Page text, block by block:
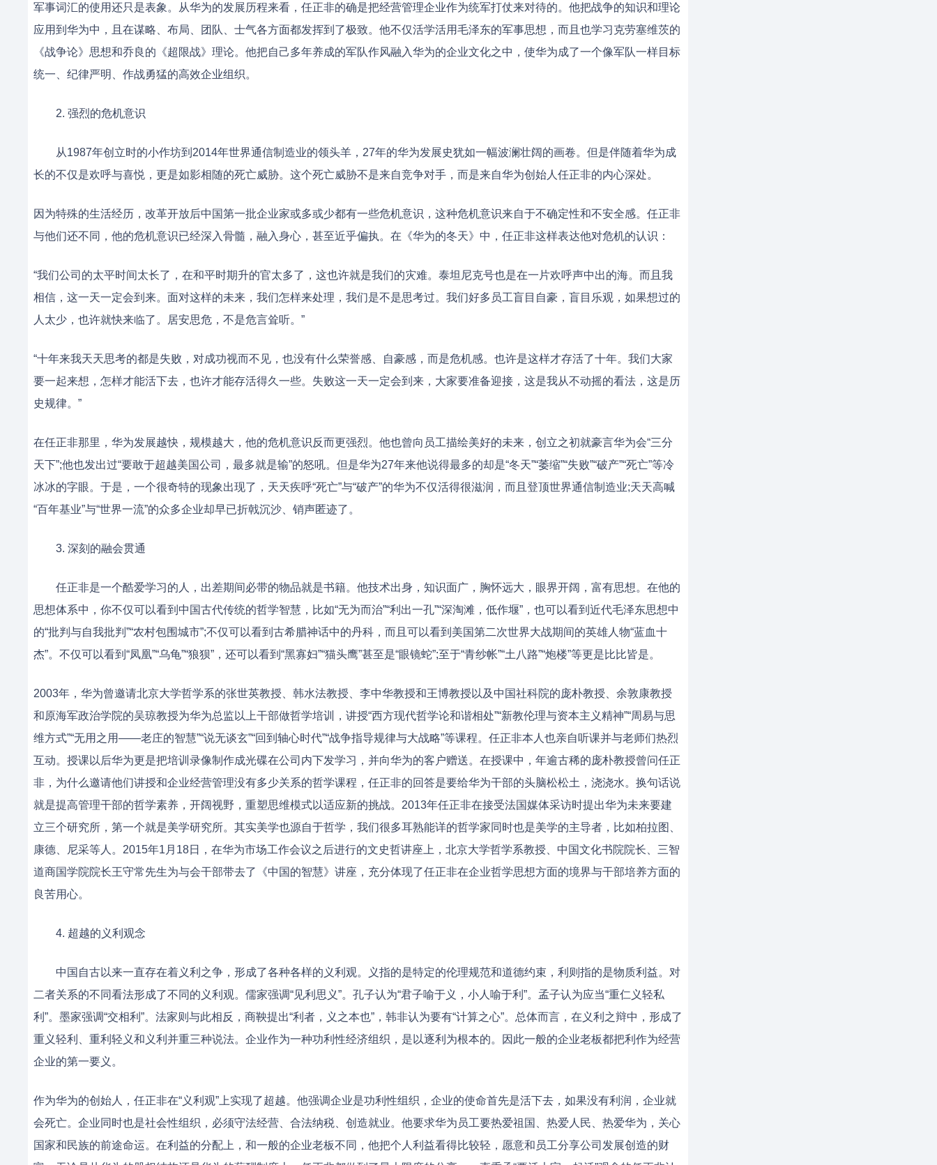
军事词汇的使用还只是表象。从华为的发展历程来看，任正非的确是把经营管理企业作为统军打仗来对待的。他把战争的知识和理论
应用到华为中，且在谋略、布局、团队、士气各方面都发挥到了极致。他不仅活学活用毛泽东的军事思想，而且也学习克劳塞维茨的
《战争论》思想和乔良的《超限战》理论。他把自己多年养成的军队作风融入华为的企业文化之中，使华为成了一个像军队一样目标
统一、纪律严明、作战勇猛的高效企业组织。
2. 强烈的危机意识
从1987年创立时的小作坊到2014年世界通信制造业的领头羊，27年的华为发展史犹如一幅波澜壮阔的画卷。但是伴随着华为成
长的不仅是欢呼与喜悦，更是如影相随的死亡威胁。这个死亡威胁不是来自竞争对手，而是来自华为创始人任正非的内心深处。
因为特殊的生活经历，改革开放后中国第一批企业家或多或少都有一些危机意识，这种危机意识来自于不确定性和不安全感。任正非
与他们还不同，他的危机意识已经深入骨髓，融入身心，甚至近乎偏执。在《华为的冬天》中，任正非这样表达他对危机的认识：
“我们公司的太平时间太长了，在和平时期升的官太多了，这也许就是我们的灾难。泰坦尼克号也是在一片欢呼声中出的海。而且我
相信，这一天一定会到来。面对这样的未来，我们怎样来处理，我们是不是思考过。我们好多员工盲目自豪，盲目乐观，如果想过的
人太少，也许就快来临了。居安思危，不是危言耸听。”
“十年来我天天思考的都是失败，对成功视而不见，也没有什么荣誉感、自豪感，而是危机感。也许是这样才存活了十年。我们大家
要一起来想，怎样才能活下去，也许才能存活得久一些。失败这一天一定会到来，大家要准备迎接，这是我从不动摇的看法，这是历
史规律。”
在任正非那里，华为发展越快，规模越大，他的危机意识反而更强烈。他也曾向员工描绘美好的未来，创立之初就豪言华为会“三分
天下”;他也发出过“要敢于超越美国公司，最多就是输”的怒吼。但是华为27年来他说得最多的却是“冬天”“萎缩”“失败”“破产”“死亡”等冷
冰冰的字眼。于是，一个很奇特的现象出现了，天天疾呼“死亡”与“破产”的华为不仅活得很滋润，而且登顶世界通信制造业;天天高喊
“百年基业”与“世界一流”的众多企业却早已折戟沉沙、销声匿迹了。
3. 深刻的融会贯通
任正非是一个酷爱学习的人，出差期间必带的物品就是书籍。他技术出身，知识面广，胸怀远大，眼界开阔，富有思想。在他的
思想体系中，你不仅可以看到中国古代传统的哲学智慧，比如“无为而治”“利出一孔”“深淘滩，低作堰”，也可以看到近代毛泽东思想中
的“批判与自我批判”“农村包围城市”;不仅可以看到古希腊神话中的丹科，而且可以看到美国第二次世界大战期间的英雄人物“蓝血十
杰”。不仅可以看到“凤凰”“乌龟”“狼狈”，还可以看到“黑寡妇”“猫头鹰”甚至是“眼镜蛇”;至于“青纱帐”“土八路”“炮楼”等更是比比皆是。
2003年，华为曾邀请北京大学哲学系的张世英教授、韩水法教授、李中华教授和王博教授以及中国社科院的庞朴教授、余敦康教授
和原海军政治学院的吴琼教授为华为总监以上干部做哲学培训，讲授“西方现代哲学论和谐相处”“新教伦理与资本主义精神”“周易与思
维方式”“无用之用——老庄的智慧”“说无谈玄”“回到轴心时代”“战争指导规律与大战略”等课程。任正非本人也亲自听课并与老师们热烈
互动。授课以后华为更是把培训录像制作成光碟在公司内下发学习，并向华为的客户赠送。在授课中，年逾古稀的庞朴教授曾问任正
非，为什么邀请他们讲授和企业经营管理没有多少关系的哲学课程，任正非的回答是要给华为干部的头脑松松土，浇浇水。换句话说
就是提高管理干部的哲学素养，开阔视野，重塑思维模式以适应新的挑战。2013年任正非在接受法国媒体采访时提出华为未来要建
立三个研究所，第一个就是美学研究所。其实美学也源自于哲学，我们很多耳熟能详的哲学家同时也是美学的主导者，比如柏拉图、
康德、尼采等人。2015年1月18日，在华为市场工作会议之后进行的文史哲讲座上，北京大学哲学系教授、中国文化书院院长、三智
道商国学院院长王守常先生为与会干部带去了《中国的智慧》讲座，充分体现了任正非在企业哲学思想方面的境界与干部培养方面的
良苦用心。
4. 超越的义利观念
中国自古以来一直存在着义利之争，形成了各种各样的义利观。义指的是特定的伦理规范和道德约束，利则指的是物质利益。对
二者关系的不同看法形成了不同的义利观。儒家强调“见利思义”。孔子认为“君子喻于义，小人喻于利”。孟子认为应当“重仁义轻私
利”。墨家强调“交相利”。法家则与此相反，商鞅提出“利者，义之本也”，韩非认为要有“计算之心”。总体而言，在义利之辩中，形成了
重义轻利、重利轻义和义利并重三种说法。企业作为一种功利性经济组织，是以逐利为根本的。因此一般的企业老板都把利作为经营
企业的第一要义。
作为华为的创始人，任正非在“义利观”上实现了超越。他强调企业是功利性组织，企业的使命首先是活下去，如果没有利润，企业就
会死亡。企业同时也是社会性组织，必须守法经营、合法纳税、创造就业。他要求华为员工要热爱祖国、热爱人民、热爱华为，关心
国家和民族的前途命运。在利益的分配上，和一般的企业老板不同，他把个人利益看得比较轻，愿意和员工分享公司发展创造的财